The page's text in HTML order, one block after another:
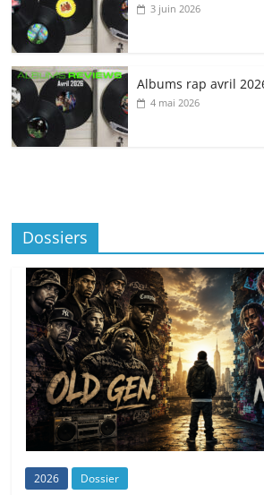
3 juin 2026
Albums rap avril
4 mai 2026
Dossiers
2026 Dossier